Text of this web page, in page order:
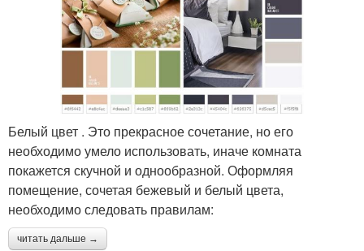
Белый цвет . Это прекрасное сочетание, но его
необходимо умело использовать, иначе комната
покажется скучной и однообразной. Оформляя
помещение, сочетая бежевый и белый цвета,
необходимо следовать правилам:
читать дальше →